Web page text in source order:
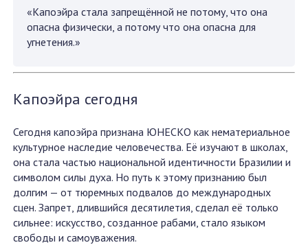
«Капоэйра стала запрещённой не потому, что она
опасна физически, а потому что она опасна для
угнетения.»
Капоэйра сегодня
Сегодня капоэйра признана ЮНЕСКО как нематериальное
культурное наследие человечества. Её изучают в школах,
она стала частью национальной идентичности Бразилии и
символом силы духа. Но путь к этому признанию был
долгим — от тюремных подвалов до международных
сцен. Запрет, длившийся десятилетия, сделал её только
сильнее: искусство, созданное рабами, стало языком
свободы и самоуважения.